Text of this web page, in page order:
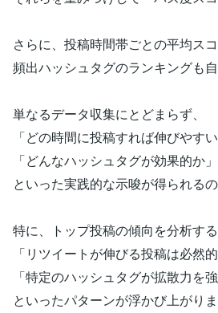
さらに、投稿時間帯ごとの平均スコ
頻出ハッシュタグのランキングも自
単なるデータ収集にとどまらず、
「どの時間に投稿すれば伸びやすい
「どんなハッシュタグが効果的か」
といった実践的な示唆が得られる
特に、トップ投稿の傾向を分析す
「リツイートが伸びる投稿は必然
「特定のハッシュタグが拡散力を強
といったパターンが浮かび上がりま